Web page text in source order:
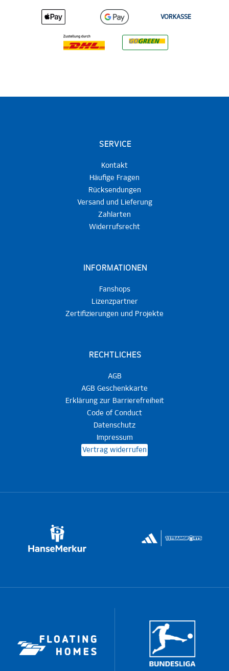
VORKASSE
SERVICE
Kontakt
Häufige Fragen
Rücksendungen
Versand und Lieferung
Zahlarten
Widerrufsrecht
INFORMATIONEN
Fanshops
Lizenzpartner
Zertifizierungen und Projekte
RECHTLICHES
AGB
AGB Geschenkkarte
Erklärung zur Barrierefreiheit
Code of Conduct
Datenschutz
Impressum
Vertrag widerrufen